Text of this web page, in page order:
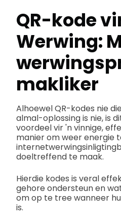
QR-kode
Werwing:
makliker
Alhoewel QR-kodes nie
almal-oplossing is nie, is
voordeel vir 'n vinnige,
manier om weer energie
doeltreffend te maak.
Hierdie kodes is veral
gehore ondersteun en
om op te tree wanneer
is.